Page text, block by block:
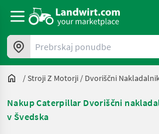
Prebrskaj ponudbe
/Stroji Z Motorji / Dvoriščni
Nakup Caterpillar Dvoriščni
v Švedska